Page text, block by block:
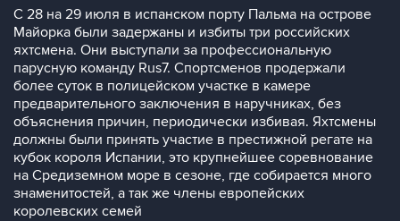
С 28 на 29 июля в испанском порту Пальма на острове
Майорка были задержаны и избиты три российских
яхтсмена. Они выступали за профессиональную
парусную команду Rus7. Спортсменов продержали
более суток в полицейском участке в камере
предварительного заключения в наручниках, без
объяснения причин, периодически избивая. Яхтсмены
должны были принять участие в престижной регате на
кубок короля Испании, это крупнейшее соревнование
на Средиземном море в сезоне, где собирается много
знаменитостей, а так же члены европейских
королевских семей